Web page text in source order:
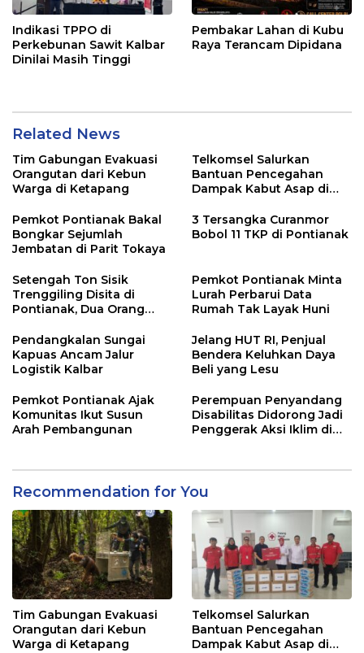
Indikasi TPPO di
Perkebunan Sawit Kalbar
Dinilai Masih Tinggi
Pembakar Lahan di Kubu
Raya Terancam Dipidana
Related News
Tim Gabungan Evakuasi
Orangutan dari Kebun
Warga di Ketapang
Telkomsel Salurkan
Bantuan Pencegahan
Dampak Kabut Asap di
Pemkot Pontianak Bakal
Bongkar Sejumlah
Jembatan di Parit Tokaya
3 Tersangka Curanmor
Bobol 11 TKP di Pontianak
Setengah Ton Sisik
Trenggiling Disita di
Pontianak, Dua Orang
Pemkot Pontianak Minta
Lurah Perbarui Data
Rumah Tak Layak Huni
Pendangkalan Sungai
Kapuas Ancam Jalur
Logistik Kalbar
Jelang HUT RI, Penjual
Bendera Keluhkan Daya
Beli yang Lesu
Pemkot Pontianak Ajak
Komunitas Ikut Susun
Arah Pembangunan
Perempuan Penyandang
Disabilitas Didorong Jadi
Penggerak Aksi Iklim di
Recommendation for You
Tim Gabungan Evakuasi
Orangutan dari Kebun
Warga di Ketapang
Telkomsel Salurkan
Bantuan Pencegahan
Dampak Kabut Asap di